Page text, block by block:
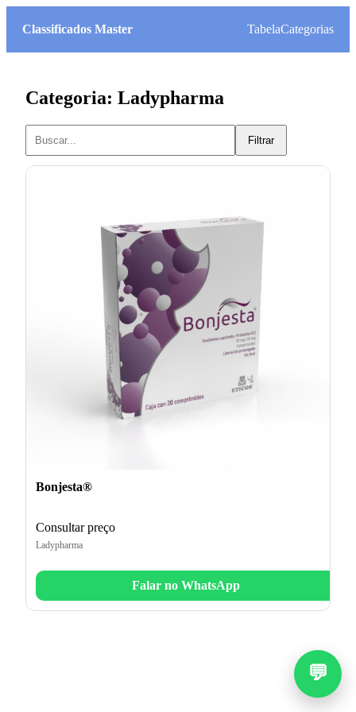
Classificados Master TabelaCategorias
Categoria: Ladypharma
Filtrar
Bonjesta®
Consultar preço
Ladypharma
Falar no WhatsApp
💬